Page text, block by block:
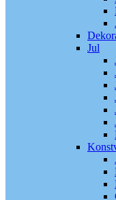
Jul